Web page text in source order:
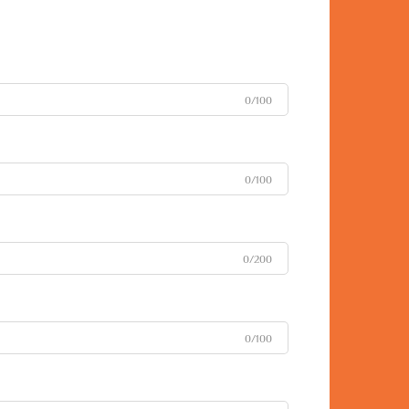
0/100
0/100
0/200
0/100